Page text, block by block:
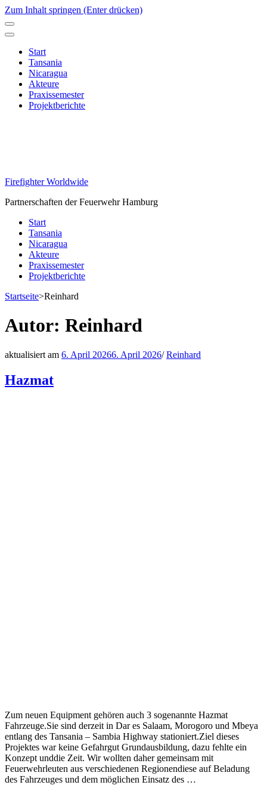
Zum Inhalt springen (Enter drücken)
Start
Tansania
Nicaragua
Akteure
Praxissemester
Projektberichte
Firefighter Worldwide
Partnerschaften der Feuerwehr Hamburg
Start
Tansania
Nicaragua
Akteure
Praxissemester
Projektberichte
Startseite>Reinhard
Autor: Reinhard
aktualisiert am 6. April 20266. April 2026/ Reinhard
Hazmat
Zum neuen Equipment gehören auch 3 sogenannte Hazmat
Fahrzeuge.Sie sind derzeit in Dar es Salaam, Morogoro und Mbeya
entlang des Tansania – Sambia Highway stationiert.Ziel dieses
Projektes war keine Gefahrgut Grundausbildung, dazu fehlte ein
Konzept unddie Zeit. Wir wollten daher gemeinsam mit
Feuerwehrleuten aus verschiedenen Regionendiese auf Beladung
des Fahrzeuges und dem möglichen Einsatz des …